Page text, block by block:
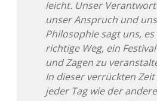
Adventskalender
leicht. Unser
unser Anspruch und
Philosophie sagt uns,
richtige Weg, ein
und Zagen zu
In dieser verrückten
jeder Tag wie der